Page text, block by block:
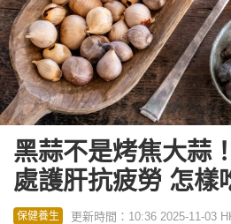
黑蒜不是烤焦大蒜
處護肝抗疲勞 怎樣
保健養生 更新時間：10:36 2025-11-03